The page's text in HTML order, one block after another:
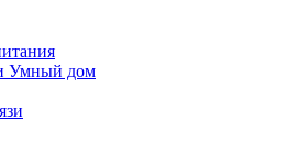
Умный дом